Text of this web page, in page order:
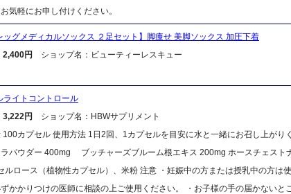
気軽にお申し付けください。
ッグメディカルソックス ２足セット】脚痩せ 美脚ソックス 加圧下着
2,400円 ショップ名：ビューティーレスキュー
ライトコントロール
3,222円
ショップ名：HBWサプリメント
100カプセル 使用方法 1日2回、1カプセルを目安に水と一緒にお召し上が
ラパウダー 400mg ブッチャーズブルーム根エキス 200mg ホースチェスト
ルロース（植物性カプセル）、米粉 注意 ・妊娠中の方または授乳中の方は
かかりつけの医師に相談の上ご使用ください。 ・お子様の手の届かないと